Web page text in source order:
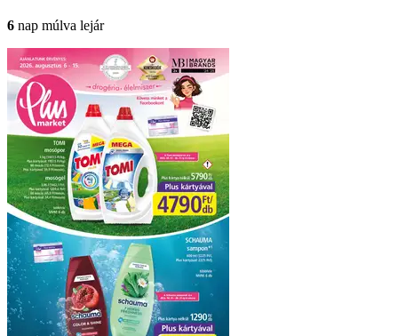
6 nap múlva lejár